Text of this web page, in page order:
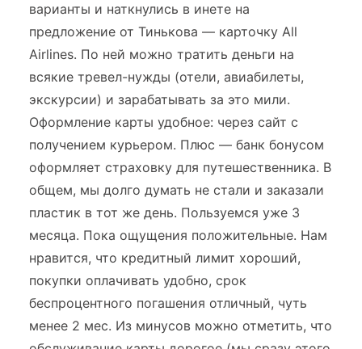
варианты и наткнулись в инете на
предложение от Тинькова — карточку All
Airlines. По ней можно тратить деньги на
всякие тревел-нужды (отели, авиабилеты,
экскурсии) и зарабатывать за это мили.
Оформление карты удобное: через сайт с
получением курьером. Плюс — банк бонусом
оформляет страховку для путешественника. В
общем, мы долго думать не стали и заказали
пластик в тот же день. Пользуемся уже 3
месяца. Пока ощущения положительные. Нам
нравится, что кредитный лимит хороший,
покупки оплачивать удобно, срок
беспроцентного погашения отличный, чуть
менее 2 мес. Из минусов можно отметить, что